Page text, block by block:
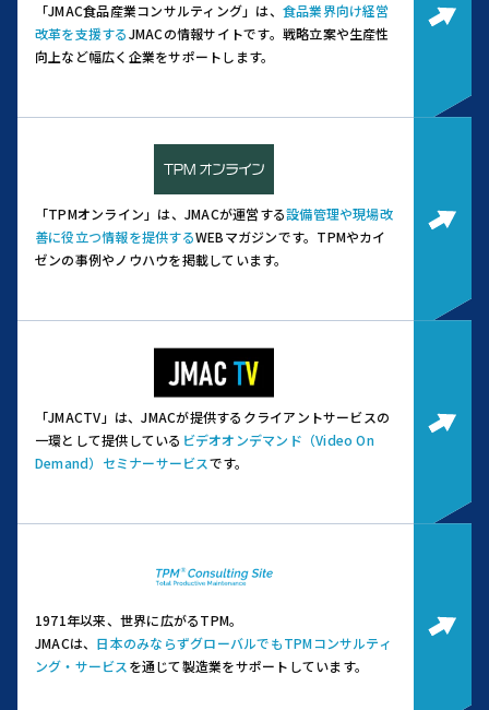
「JMAC食品産業コンサルティング」は、 食品業界向け経営
改革を支援するJMACの情報サイトです。 戦略立案や生産性
向上など幅広く企業をサポートします。
「TPMオンライン」は、JMACが運営する設備管理や現場改
善に役立つ情報を提供するWEBマガジンです。 TPMやカイ
ゼンの事例やノウハウを掲載しています。
「JMACTV」は、JMACが提供するクライアントサービスの
一環として提供している ビデオオンデマンド（Video On
Demand）セミナーサービスです。
1971年以来、世界に広がるTPM。
JMACは、 日本のみならずグローバルでもTPMコンサルティ
ング・サービス を通じて製造業をサポートしています。